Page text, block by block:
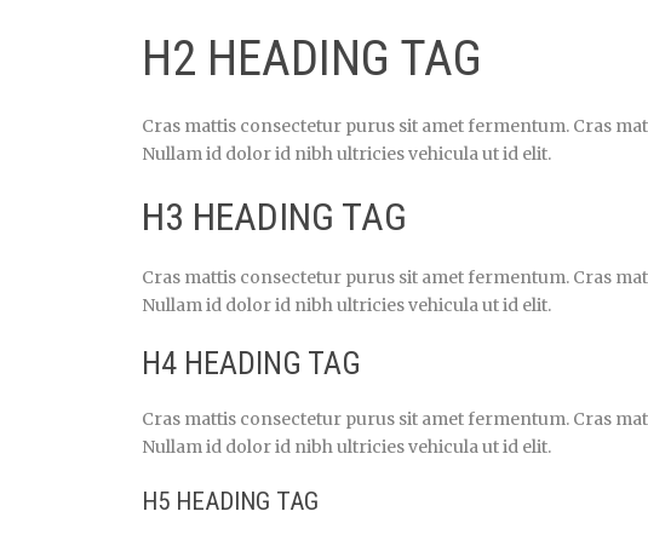
H2 HEADING TAG
Cras mattis consectetur purus sit amet fermentum. Cras
Nullam id dolor id nibh ultricies vehicula ut id elit.
H3 HEADING TAG
Cras mattis consectetur purus sit amet fermentum. Cras
Nullam id dolor id nibh ultricies vehicula ut id elit.
H4 HEADING TAG
Cras mattis consectetur purus sit amet fermentum. Cras
Nullam id dolor id nibh ultricies vehicula ut id elit.
H5 HEADING TAG